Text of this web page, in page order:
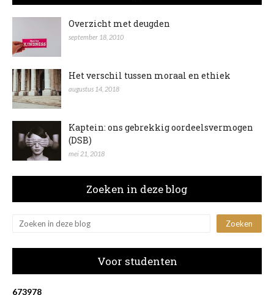
Overzicht met deugden
september 18, 2010
Het verschil tussen moraal en ethiek
augustus 14, 2018
Kaptein: ons gebrekkig oordeelsvermogen
(DSB)
mei 21, 2018
Zoeken in deze blog
Voor studenten
673978